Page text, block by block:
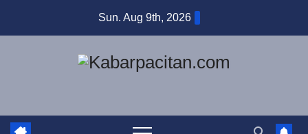
Sun. Aug 9th, 2026